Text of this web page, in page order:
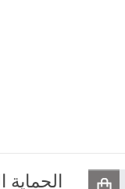
الحماية